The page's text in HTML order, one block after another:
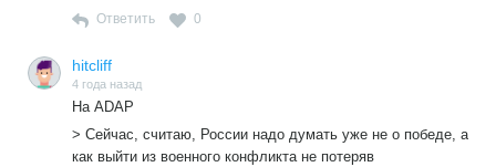
Ответить 0
hitcliff
4 года назад
На ADAP
> Сейчас, считаю, России надо думать уже не о победе, а
как выйти из военного конфликта не потеряв